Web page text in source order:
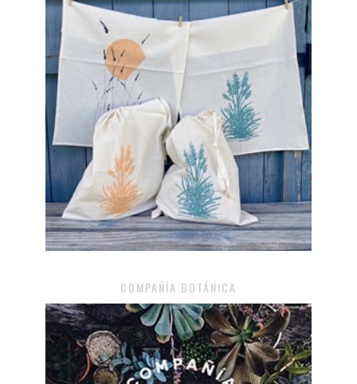
COMPAÑÍA BOTÁNICA